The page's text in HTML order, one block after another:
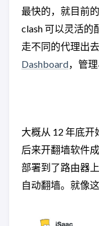
最快的，就目前
clash 可以灵活的
走不同的代理出
Dashboard，管
大概从 12 年底开
后来开翻墙软件
部署到了路由器
自动翻墙。就像